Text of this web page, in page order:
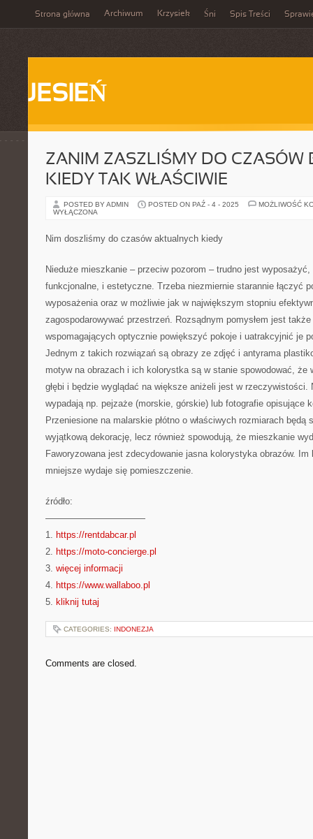
Strona główna Archiwum Krzysiek Śni Spis Treści
JESIEŃ
ZANIM ZASZLIŚMY DO CZASÓW
KIEDY TAK WŁAŚCIWIE
POSTED BY ADMIN POSTED ON PAŹ - 4 - 2025
MOŻLIWOŚĆ
WYŁĄCZONA
Nim doszliśmy do czasów aktualnych kiedy
Nieduże mieszkanie – przeciw pozorom – trudno jest wyposażyć,
funkcjonalne, i estetyczne. Trzeba niezmiernie starannie łączyć
wyposażenia oraz w możliwie jak w największym stopniu
zagospodarowywać przestrzeń. Rozsądnym pomysłem jest
wspomagających optycznie powiększyć pokoje i uatrakcyjnić je
Jednym z takich rozwiązań są obrazy ze zdjęć i antyrama
motyw na obrazach i ich kolorystka są w stanie spowodować, że
głębi i będzie wyglądać na większe aniżeli jest w rzeczywistości.
wypadają np. pejzaże (morskie, górskie) lub fotografie opisujące
Przeniesione na malarskie płótno o właściwych rozmiarach będą
wyjątkową dekorację, lecz również spowodują, że mieszkanie
Faworyzowana jest zdecydowanie jasna kolorystyka obrazów.
mniejsze wydaje się pomieszczenie.
źródło:
———————————
1. https://rentdabcar.pl
2. https://moto-concierge.pl
3. więcej informacji
4. https://www.wallaboo.pl
5. kliknij tutaj
CATEGORIES: INDONEZJA
Comments are closed.